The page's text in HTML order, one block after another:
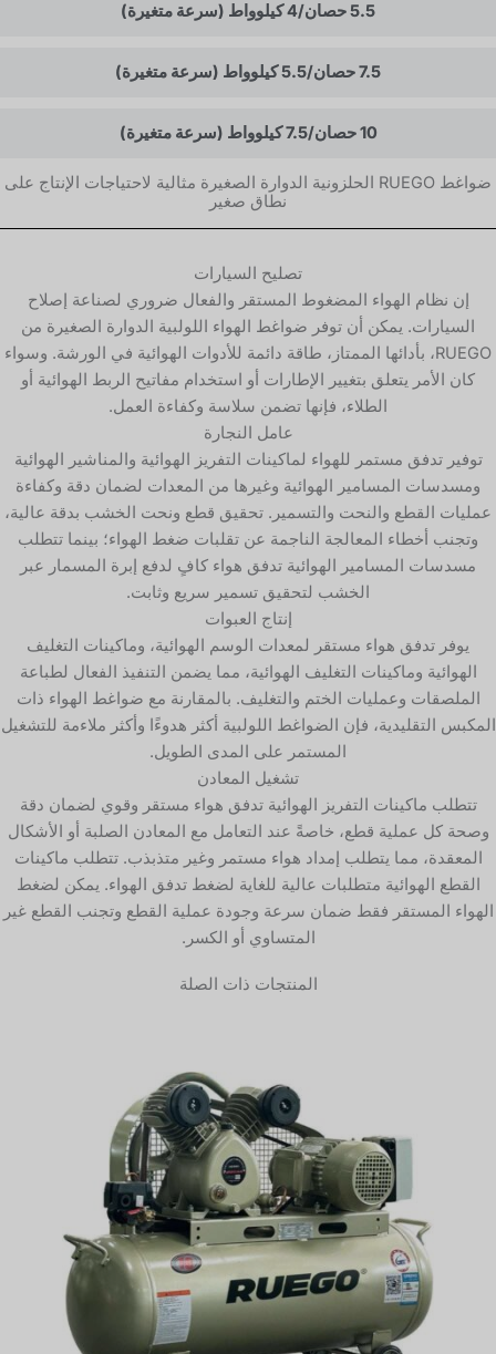
5.5 حصان/4 كيلوواط (سرعة متغيرة)
7.5 حصان/5.5 كيلوواط (سرعة متغيرة)
10 حصان/7.5 كيلوواط (سرعة متغيرة)
ضواغط RUEGO الحلزونية الدوارة الصغيرة مثالية لاحتياجات الإنتاج على
نطاق صغير
تصليح السيارات
إن نظام الهواء المضغوط المستقر والفعال ضروري لصناعة إصلاح
السيارات. يمكن أن توفر ضواغط الهواء اللولبية الدوارة الصغيرة من
RUEGO، بأدائها الممتاز، طاقة دائمة للأدوات الهوائية في الورشة. وسواء
كان الأمر يتعلق بتغيير الإطارات أو استخدام مفاتيح الربط الهوائية أو
الطلاء، فإنها تضمن سلاسة وكفاءة العمل.
عامل النجارة
توفير تدفق مستمر للهواء لماكينات التفريز الهوائية والمناشير الهوائية
ومسدسات المسامير الهوائية وغيرها من المعدات لضمان دقة وكفاءة
عمليات القطع والنحت والتسمير. تحقيق قطع ونحت الخشب بدقة عالية،
وتجنب أخطاء المعالجة الناجمة عن تقلبات ضغط الهواء؛ بينما تتطلب
مسدسات المسامير الهوائية تدفق هواء كافٍ لدفع إبرة المسمار عبر
الخشب لتحقيق تسمير سريع وثابت.
إنتاج العبوات
يوفر تدفق هواء مستقر لمعدات الوسم الهوائية، وماكينات التغليف
الهوائية وماكينات التغليف الهوائية، مما يضمن التنفيذ الفعال لطباعة
الملصقات وعمليات الختم والتغليف. بالمقارنة مع ضواغط الهواء ذات
المكبس التقليدية، فإن الضواغط اللولبية أكثر هدوءًا وأكثر ملاءمة للتشغيل
المستمر على المدى الطويل.
تشغيل المعادن
تتطلب ماكينات التفريز الهوائية تدفق هواء مستقر وقوي لضمان دقة
وصحة كل عملية قطع، خاصةً عند التعامل مع المعادن الصلبة أو الأشكال
المعقدة، مما يتطلب إمداد هواء مستمر وغير متذبذب. تتطلب ماكينات
القطع الهوائية متطلبات عالية للغاية لضغط تدفق الهواء. يمكن لضغط
الهواء المستقر فقط ضمان سرعة وجودة عملية القطع وتجنب القطع غير
المتساوي أو الكسر.
المنتجات ذات الصلة